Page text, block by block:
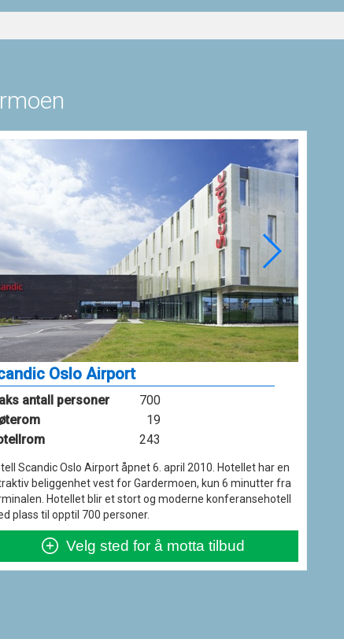
Oslo Airport
antall personer
700
19
243
Scandic Oslo Airport åpnet 6. april 2010. Hotellet har en
beliggenhet vest for Gardermoen, kun 6 minutter fra
Hotellet blir et stort og moderne konferansehotell
plass til opptil 700 personer.
Velg sted for å motta tilbud